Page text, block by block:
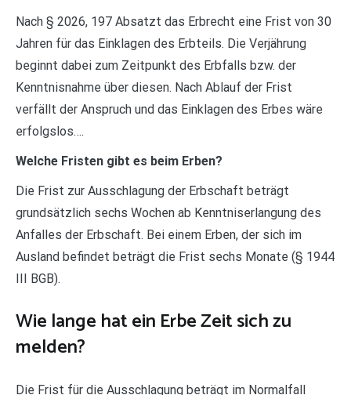
Nach § 2026, 197 Absatzt das Erbrecht eine Frist von 30
Jahren für das Einklagen des Erbteils. Die Verjährung
beginnt dabei zum Zeitpunkt des Erbfalls bzw. der
Kenntnisnahme über diesen. Nach Ablauf der Frist
verfällt der Anspruch und das Einklagen des Erbes wäre
erfolgslos….
Welche Fristen gibt es beim Erben?
Die Frist zur Ausschlagung der Erbschaft beträgt
grundsätzlich sechs Wochen ab Kenntniserlangung des
Anfalles der Erbschaft. Bei einem Erben, der sich im
Ausland befindet beträgt die Frist sechs Monate (§ 1944
III BGB).
Wie lange hat ein Erbe Zeit sich zu
melden?
Die Frist für die Ausschlagung beträgt im Normalfall